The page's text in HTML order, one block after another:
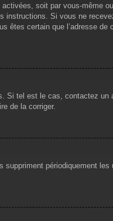
soit par vous-même
Si vous ne
êtes certain que l’adresse
Si tel est le cas, contactez
de la corriger.
suppriment périodiquement